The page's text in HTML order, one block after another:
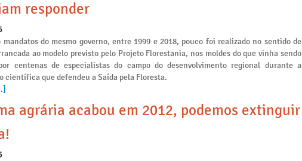
responder
mandatos do mesmo governo, entre 1999 e 2018, pouco foi realizado no sentido de
ao modelo previsto pelo Projeto Florestania, nos moldes do que vinha sendo
centenas de especialistas do campo do desenvolvimento regional durante a
científica que defendeu a Saída pela Floresta.
agrária acabou em 2012, podemos extinguir